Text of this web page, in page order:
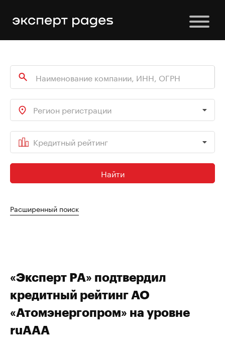
Регион регистрации
Кредитный рейтинг
Найти
Расширенный поиск
«Эксперт РА» подтвердил
кредитный рейтинг АО
«Атомэнергопром» на уровне
ruААА